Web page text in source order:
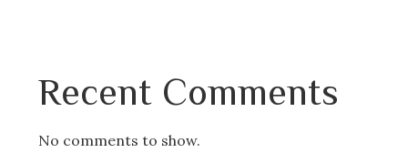
Recent Comments
No comments to show.